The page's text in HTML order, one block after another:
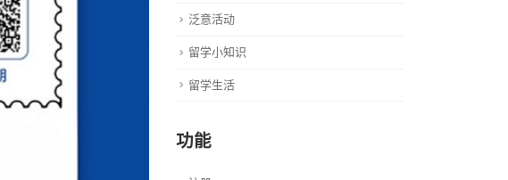
泛意活动
留学小知识
留学生活
功能